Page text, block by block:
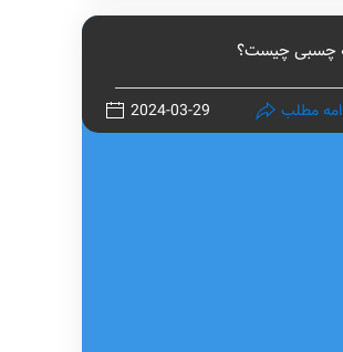
چسبی چیست؟
2024-03-29 مطلب